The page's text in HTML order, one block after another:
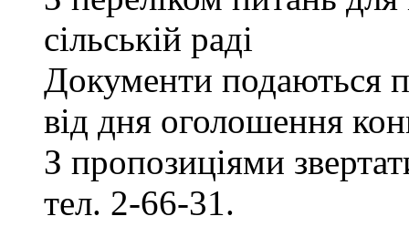
сільській раді
Документи подаються
від дня оголошення
З пропозиціями
тел. 2-66-31.